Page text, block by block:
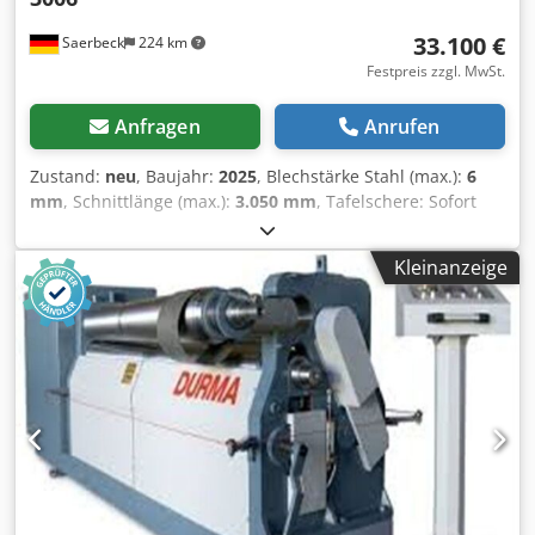
Saerbeck 224 km 33.100 €
Festpreis zzgl. MwSt.
Anfragen Anrufen
Zustand: neu, Baujahr: 2025, Blechstärke Stahl (max.): 6
mm, Schnittlänge (max.): 3.050 mm, Tafelschere: Sofort
Verfügbar! Allgemeine Leistungsmerkmale: Schnittlänge:
3100 mm Maximale Blechstärke: 6 mm (Baustahl), 4 mm
(Edelstahl) Ausladung im Seitenständer: 50 mm Hubzahl:
15 pro Minute Schnittwinkel: 1° Niederhalteranzahl: 16
Niederhalterdruck: 14 Tonnen Hinteranschlag: Bis zu 1000
mm Hinteranschlaggeschwindigkeit: 200 mm/s
Motorleistung: 15 kW Öltankvolumen: 200 Liter
Auflagearme: 2 Stück Tischmaße: 865 mm (Höhe) x 500 mm
(Breite) x 3515 mm (Länge) Dedpforx Sydsx Acaock
Abmessungen und Gewicht: Länge: 4110 mm Breite: 2200
mm Gesamtbreite (mit Auflagearm und hinterem
Schutzgitter): 3700 mm Höhe: 2100 mm Gewicht: 7650 kg
Diese Tafelschere ist die ideale Ergänzung für Ihre
Kleinanzeige